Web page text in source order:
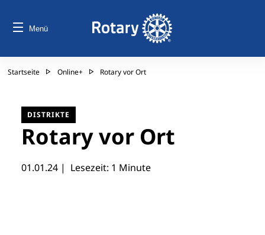
Menü
Startseite Online+ Rotary vor Ort
DISTRIKTE
Rotary vor Ort
01.01.24 | Lesezeit: 1 Minute